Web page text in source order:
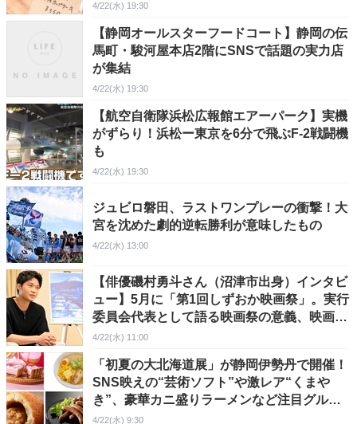
4/22(水) 19:30
【静岡オールスターフードコート】静岡の伝
馬町・駿河屋本店2階にSNSで話題の実力店
が集結
4/22(水) 19:30
【航空自衛隊浜松広報館エアーパーク】実機
がずらり！浜松ー東京を6分で飛ぶF-2戦闘機
も
4/22(水) 19:30
ジュビロ磐田、ラストワンプレーの衝撃！大
宮を沈めた劇的逆転勝利が意味したもの
4/22(水) 13:00
【俳優磯村勇斗さん（沼津市出身）インタビ
ュー】5月に「第1回しずおか映画祭」。実行
委員会代表として語る映画祭の意義、映画と
の関わり
4/22(水) 11:00
「初夏の大北海道展」が静岡伊勢丹で開催！
SNS映えの“芸術ソフト”や激レア“くまや
き”、豪華カニ盛りラーメンなど注目グルメ
をピックアップ！
4/22(水) 9:30